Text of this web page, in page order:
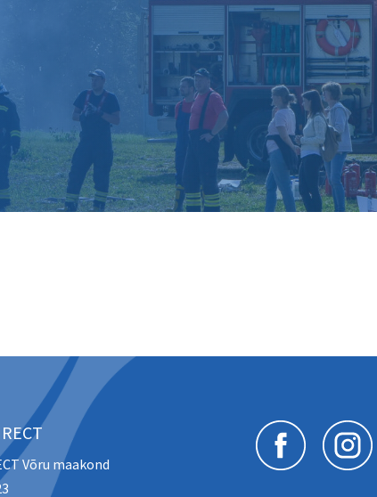
Võru maakond